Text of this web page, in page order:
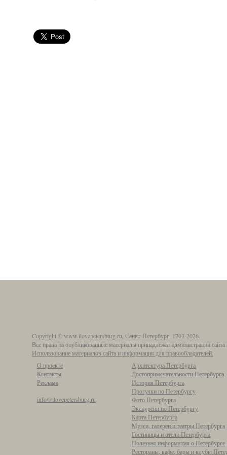
Copyright © www.ilovepetersburg.ru, Санкт-Петербург, 1703-2026.
Все права на опубликованные материалы принадлежат администрации
Использование материалов сайта и информация для правообладателей.
О проекте
Контакты
Реклама
info@ilovepetersburg.ru
Архитектура Петербурга
Достопримечательности Петербурга
История Петербурга
Прогулки по Петербургу
Фото Петербурга
Экскурсии по Петербургу
Карта Петербурга
Музеи, галереи и театры Петербурга
Гостиницы и отели Петербурга
Полезная информация о Петербурге
Рестораны, кафе, бары и клубы